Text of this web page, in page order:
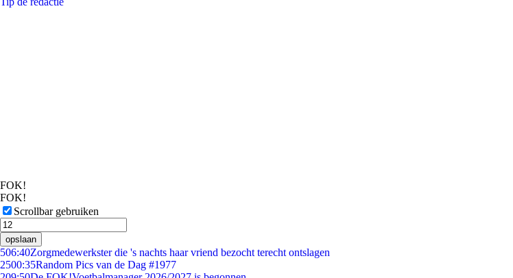
FOK!
FOK!
Scrollbar gebruiken
opslaan
506:40Zorgmedewerkster die 's nachts haar vriend bezocht terecht ontslagen
2500:35Random Pics van de Dag #1977